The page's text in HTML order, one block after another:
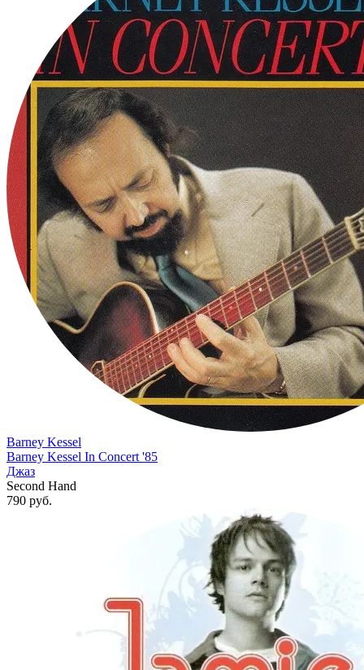
Barney Kessel
Barney Kessel In Concert '85
Джаз
Second Hand
790 руб.